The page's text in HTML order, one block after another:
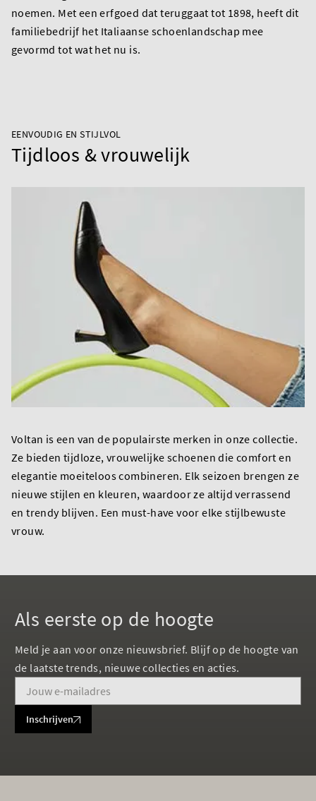
noemen. Met een erfgoed dat teruggaat tot 1898, heeft dit
familiebedrijf het Italiaanse schoenlandschap mee
gevormd tot wat het nu is.
EENVOUDIG EN STIJLVOL
Tijdloos & vrouwelijk
Voltan is een van de populairste merken in onze collectie.
Ze bieden tijdloze, vrouwelijke schoenen die comfort en
elegantie moeiteloos combineren. Elk seizoen brengen ze
nieuwe stijlen en kleuren, waardoor ze altijd verrassend
en trendy blijven. Een must-have voor elke stijlbewuste
vrouw.
Als eerste op de hoogte
Meld je aan voor onze nieuwsbrief. Blijf op de hoogte van
de laatste trends, nieuwe collecties en acties.
Inschrijven